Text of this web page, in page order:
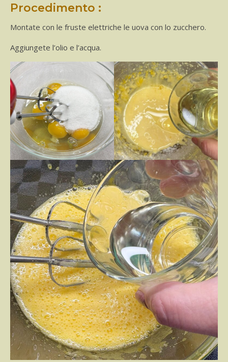
Procedimento :
Montate con le fruste elettriche le uova con lo zucchero.
Aggiungete l’olio e l’acqua.